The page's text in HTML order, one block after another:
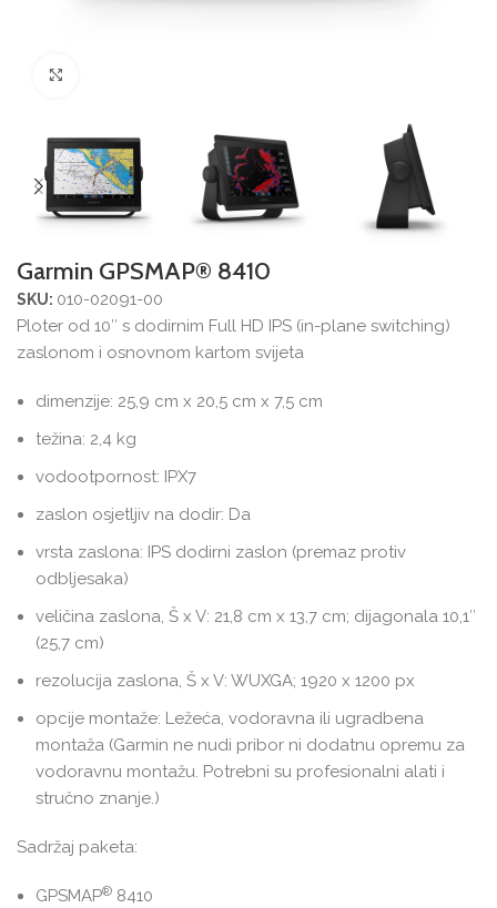
Garmin GPSMAP® 8410
SKU: 010-02091-00
Ploter od 10″ s dodirnim Full HD IPS (in-plane switching)
zaslonom i osnovnom kartom svijeta
dimenzije: 25,9 cm x 20,5 cm x 7,5 cm
težina: 2,4 kg
vodootpornost: IPX7
zaslon osjetljiv na dodir: Da
vrsta zaslona: IPS dodirni zaslon (premaz protiv
odbljesaka)
veličina zaslona, Š x V: 21,8 cm x 13,7 cm; dijagonala 10,1″
(25,7 cm)
rezolucija zaslona, Š x V: WUXGA; 1920 x 1200 px
opcije montaže: Ležeća, vodoravna ili ugradbena
montaža (Garmin ne nudi pribor ni dodatnu opremu za
vodoravnu montažu. Potrebni su profesionalni alati i
stručno znanje.)
Sadržaj paketa:
GPSMAP® 8410